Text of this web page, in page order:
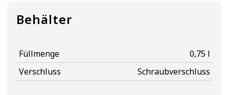
Behälter
Füllmenge
0,75 l
Verschluss
Schraubverschluss